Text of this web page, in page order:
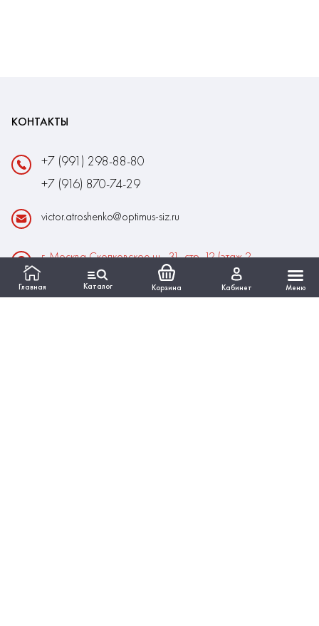
Главная Каталог Корзина Кабинет Меню
КОНТАКТЫ
+7 (991) 298-88-80
+7 (916) 870-74-29
victor.atroshenko@optimus-siz.ru
г. Москва Сколковское ш., 31, стр. 12 (этаж 2,
помещение 22)
Время работы: